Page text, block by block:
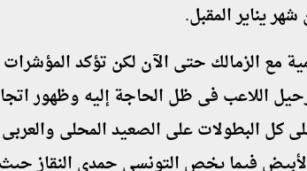
يناير المقبل.
مع الزمالك حتى الآن لكن تؤكد المؤشرات
اللاعب فى ظل الحاجة إليه وظهور
كل البطولات على الصعيد المحلى والعربى
الأبيض فيما يخص التونسى حمدى النقاز حيث